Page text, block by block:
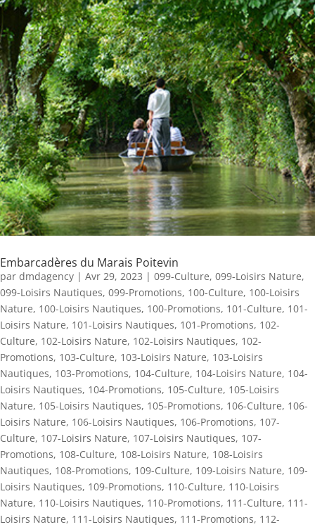
Embarcadères du Marais Poitevin
par dmdagency | Avr 29, 2023 | 099-Culture, 099-Loisirs Nature,
099-Loisirs Nautiques, 099-Promotions, 100-Culture, 100-Loisirs
Nature, 100-Loisirs Nautiques, 100-Promotions, 101-Culture, 101-
Loisirs Nature, 101-Loisirs Nautiques, 101-Promotions, 102-
Culture, 102-Loisirs Nature, 102-Loisirs Nautiques, 102-
Promotions, 103-Culture, 103-Loisirs Nature, 103-Loisirs
Nautiques, 103-Promotions, 104-Culture, 104-Loisirs Nature, 104-
Loisirs Nautiques, 104-Promotions, 105-Culture, 105-Loisirs
Nature, 105-Loisirs Nautiques, 105-Promotions, 106-Culture, 106-
Loisirs Nature, 106-Loisirs Nautiques, 106-Promotions, 107-
Culture, 107-Loisirs Nature, 107-Loisirs Nautiques, 107-
Promotions, 108-Culture, 108-Loisirs Nature, 108-Loisirs
Nautiques, 108-Promotions, 109-Culture, 109-Loisirs Nature, 109-
Loisirs Nautiques, 109-Promotions, 110-Culture, 110-Loisirs
Nature, 110-Loisirs Nautiques, 110-Promotions, 111-Culture, 111-
Loisirs Nature, 111-Loisirs Nautiques, 111-Promotions, 112-